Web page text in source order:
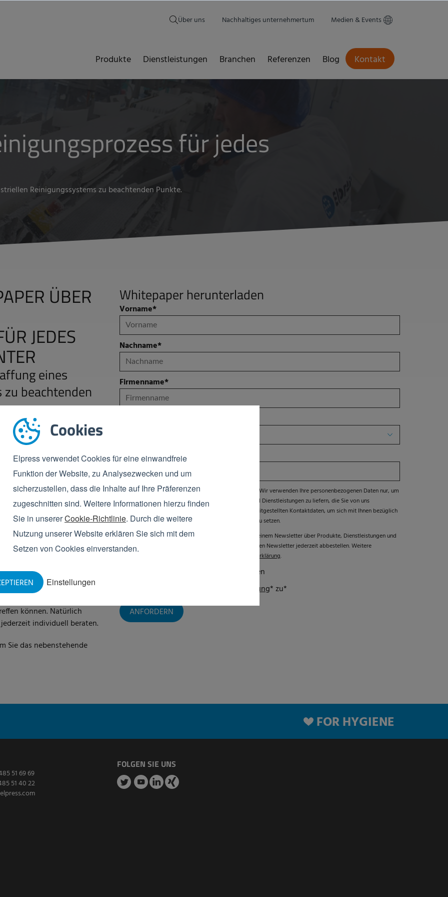
Cookies
Elpress verwendet Cookies für eine einwandfreie
Funktion der Website, zu Analysezwecken und um
sicherzustellen, dass die Inhalte auf Ihre Präferenzen
zugeschnitten sind. Weitere Informationen hierzu finden
Sie in unsererCookie-Richtlinie. Durch die weitere
Nutzung unserer Website erklären Sie sich mit dem
Setzen von Cookies einverstanden.
Einstellungen
Über uns Nachhaltiges unternehmertum Medien & Events
Produkte Dienstleistungen Branchen Referenzen Blog Kontakt
für jedes
Reinigungssystems zu beachtenden Punkte.
ÜBER
JEDES
eines
beachtenden
Überblick über die
damit Sie bei der
können. Natürlich
individuell beraten.
Sie das nebenstehende
Whitepaper herunterladen
Vorname*
Nachname*
Firmenname*
E-Mail*
Elpress setzt alles daran, Ihre Privatsphäre zu schützen. Wir verwenden Ihre personenbezogenen Daten nur, um
Ihren Account zu verwalten und Ihnen die Produkte und Dienstleistungen zu liefern, die Sie von uns
angefordert haben. Elpress benötigt die von Ihnen bereitgestellten Kontaktdaten, um sich mit Ihnen bezüglich
unserer Produkte und Dienstleistungen in Verbindung zu setzen.
Von Zeit zu Zeit möchten wir Sie außerdem gerne mit einem Newsletter über Produkte, Dienstleistungen und
andere Neuentwicklungen informieren. Sie können diesen Newsletter jederzeit abbestellen. Weitere
Datenschutzerklärung.
Ja, ich möchte den Newsletter erhalten
Datenschutzerklärung* zu*
FOR HYGIENE
51 69 69
51 40 22
FOLGEN SIE UNS